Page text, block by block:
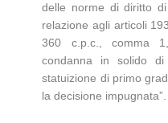
delle norme di diritto
relazione agli articoli
360 c.p.c., comma
condanna in solido
statuizione di primo
la decisione impugnata”.